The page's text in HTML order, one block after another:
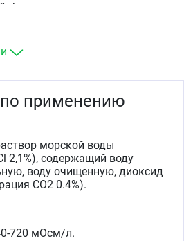
лечения
воспалительных
(инфекционных, аллергических,
аденоидиты
и&nbspвазомоторные риниты
лечения
(гриппа, ОРВИ
лечения
вмешательств
и&nbspоколоносовых пазухах
оболочки полости носа
назальных лекарственных
применению
морской воды
2,1%), содержащий воду
воду очищенную, диоксид
СО2 0.4%).
720 мОсм/л.